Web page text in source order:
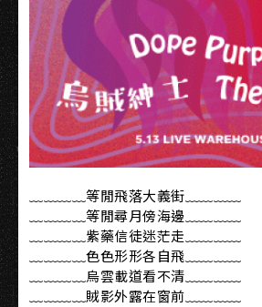
﹏﹏﹏﹏等閒飛落大義街﹏﹏﹏﹏
﹏﹏﹏﹏等閒尋月傍海邊﹏﹏﹏﹏
﹏﹏﹏﹏紫藥信徒迷茫走﹏﹏﹏﹏
﹏﹏﹏﹏色色形形各自飛﹏﹏﹏﹏
﹏﹏﹏﹏烏雲載道看不清﹏﹏﹏﹏
﹏﹏﹏﹏賊影外露在窗前﹏﹏﹏﹏